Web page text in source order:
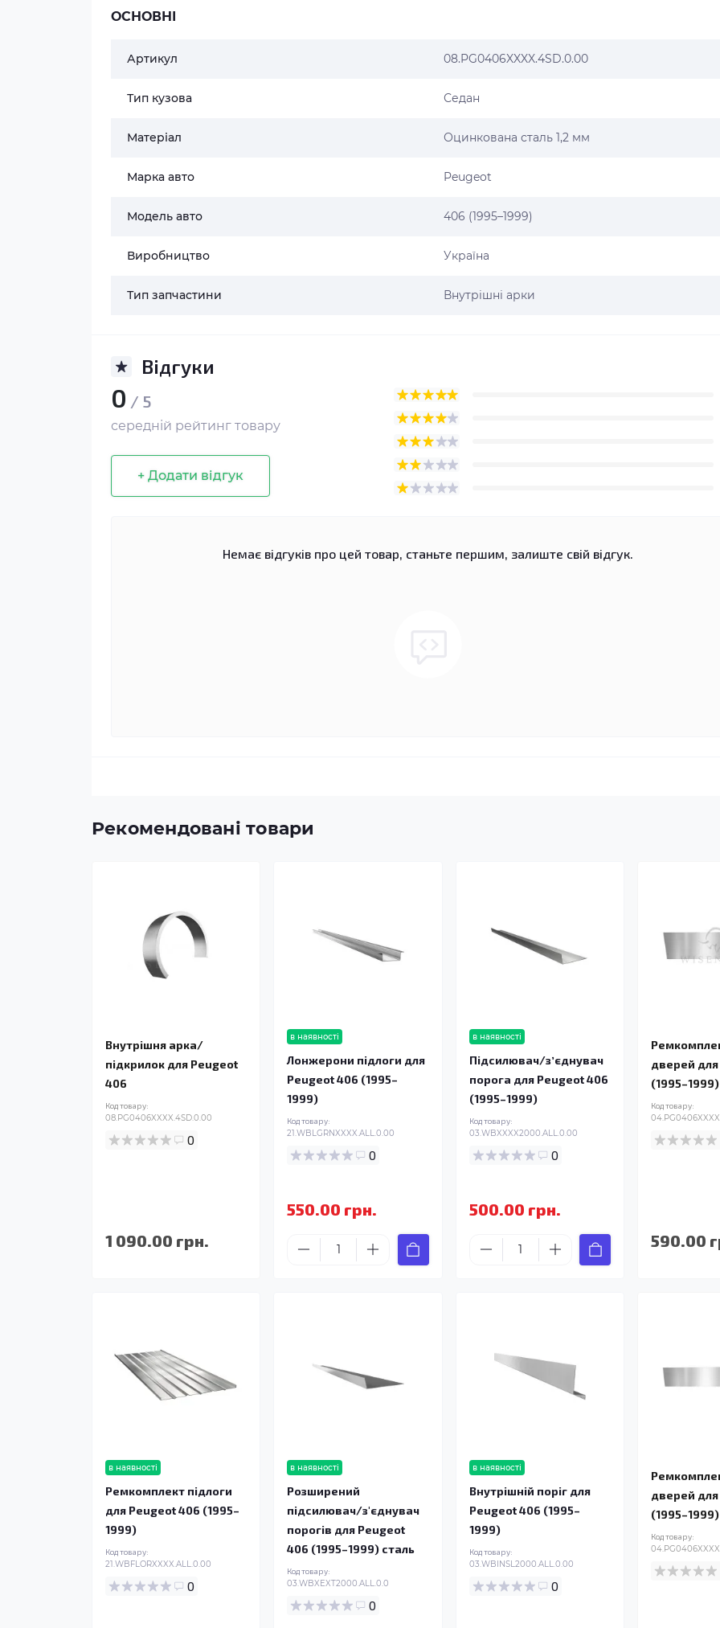
ОСНОВНІ
Артикул 08.PG0406XXXX.4SD.0.00
Тип кузова Седан
Матеріал Оцинкована сталь 1,2 мм
Марка авто Peugeot
Модель авто 406 (1995–1999)
Виробництво Україна
Тип запчастини Внутрішні арки
Відгуки
0 / 5
середній рейтинг товару
+ Додати відгук
Немає відгуків про цей товар, станьте першим, залиште свій відгук.
Рекомендовані товари
Внутрішня арка/
підкрилок для Peugeot
406
Код товару:
08.PG0406XXXX.4SD.0.00
0
1 090.00 грн.
в наявності
Лонжерони підлоги для
Peugeot 406 (1995–
1999)
Код товару:
21.WBLGRNXXXX.ALL.0.00
0
550.00 грн.
в наявності
Підсилювач/зʼєднувач
порога для Peugeot 406
(1995–1999)
Код товару:
03.WBXXXX2000.ALL.0.00
0
500.00 грн.
дверей
(1995–1999)
Код товару:
590.00
в наявності
Ремкомплект підлоги
для Peugeot 406 (1995–
1999)
Код товару:
21.WBFLORXXXX.ALL.0.00
0
в наявності
Розширений
підсилювач/з'єднувач
порогів для Peugeot
406 (1995–1999) сталь
Код товару:
03.WBXEXT2000.ALL.0.0
0
в наявності
Внутрішній поріг для
Peugeot 406 (1995–
1999)
Код товару:
03.WBINSL2000.ALL.0.00
0
дверей
(1995–1999)
Код товару: